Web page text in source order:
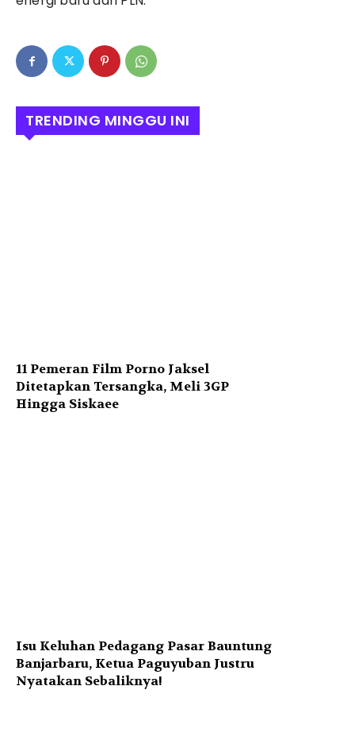
TRENDING MINGGU INI
11 Pemeran Film Porno Jaksel
Ditetapkan Tersangka, Meli 3GP
Hingga Siskaee
Isu Keluhan Pedagang Pasar Bauntung
Banjarbaru, Ketua Paguyuban Justru
Nyatakan Sebaliknya!